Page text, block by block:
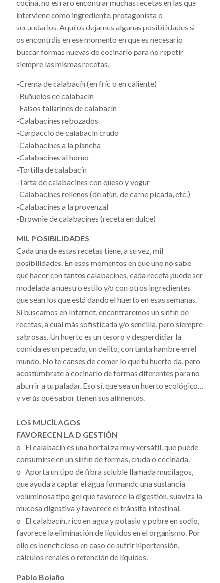
cocina, no es raro encontrar muchas recetas en las que
interviene como ingrediente, protagonista o
secundarios. Aquí os dejamos algunas posibilidades si
os encontráis en ese momento en que es necesario
buscar formas nuevas de cocinarlo para no repetir
siempre las mismas recetas.
-Crema de calabacín (en frío o en caliente)
-Buñuelos de calabacín
-Falsos tallarines de calabacín
-Calabacines rebozados
-Carpaccio de calabacín crudo
-Calabacines a la plancha
-Calabacines al horno
-Tortilla de calabacín
-Tarta de calabacines con queso y yogur
-Calabacines rellenos (de atún, de carne picada, etc.)
-Calabacines a la provenzal
-Brownie de calabacines (receta en dulce)
MIL POSIBILIDADES
Cada una de estas recetas tiene, a su vez, mil
posibilidades. En esos momentos en que uno no sabe
qué hacer con tantos calabacines, cada receta puede ser
modelada a nuestro estilo y/o con otros ingredientes
que sean los que está dando el huerto en esas semanas.
Si buscamos en Internet, encontraremos un sinfín de
recetas, a cual más sofisticada y/o sencilla, pero siempre
sabrosas. Un huerto es un tesoro y desperdiciar la
comida es un pecado, un delito, con tanta hambre en el
mundo. No te canses de comer lo que tu huerto da, pero
acostúmbrate a cocinarlo de formas diferentes para no
aburrir a tu paladar. Eso sí, que sea un huerto ecológico…
y verás qué sabor tienen sus alimentos.
LOS MUCÍLAGOS
FAVORECEN LA DIGESTIÓN
o El calabacín es una hortaliza muy versátil, que puede
consumirse en un sinfín de formas, cruda o cocinada.
o Aporta un tipo de fibra soluble llamada mucilagos,
que ayuda a captar el agua formando una sustancia
voluminosa tipo gel que favorece la digestión, suaviza la
mucosa digestiva y favorece el tránsito intestinal.
o El calabacín, rico en agua y potasio y pobre en sodio,
favorece la eliminación de líquidos en el organismo. Por
ello es beneficioso en caso de sufrir hipertensión,
cálculos renales o retención de líquidos.
Pablo Bolaño